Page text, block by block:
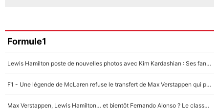
Formule1
Lewis Hamilton poste de nouvelles photos avec Kim Kardashian : Ses fans le voient déjà redevenir champion du monde de F1 grâce à elle !
F1 - Une légende de McLaren refuse le transfert de Max Verstappen qui pourrait «faire des vagues» et plomber l'ambiance dans l'équipe
Max Verstappen, Lewis Hamilton… et bientôt Fernando Alonso ? Le classement des pilotes les mieux payés en Formule 1 risque de changer !